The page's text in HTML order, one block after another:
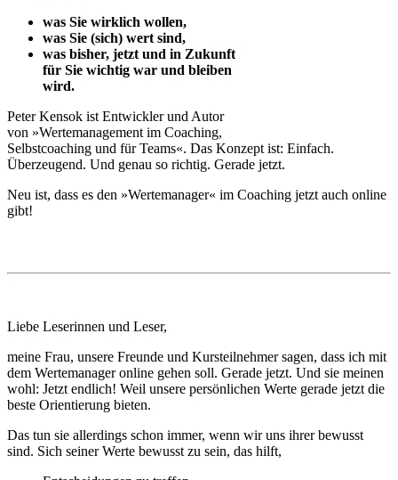
was Sie wirklich wollen,
was Sie (sich) wert sind,
was bisher, jetzt und in Zukunft
für Sie wichtig war und bleiben
wird.
Peter Kensok ist Entwickler und Autor
von »Wertemanagement im Coaching,
Selbstcoaching und für Teams«. Das Konzept ist: Einfach.
Überzeugend. Und genau so richtig. Gerade jetzt.
Neu ist, dass es den »Wertemanager« im Coaching jetzt auch online
gibt!
Liebe Leserinnen und Leser,
meine Frau, unsere Freunde und Kursteilnehmer sagen, dass ich mit
dem Wertemanager online gehen soll. Gerade jetzt. Und sie meinen
wohl: Jetzt endlich! Weil unsere persönlichen Werte gerade jetzt die
beste Orientierung bieten.
Das tun sie allerdings schon immer, wenn wir uns ihrer bewusst
sind. Sich seiner Werte bewusst zu sein, das hilft,